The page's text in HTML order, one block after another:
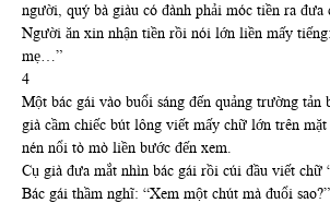
người, quý bà giàu có đành phải móc tiền ra đưa
Người ăn xin nhận tiền rồi nói lớn liền mấy
mẹ…”
4
Một bác gái vào buổi sáng đến quảng trường tản
già cầm chiếc bút lông viết mấy chữ lớn trên mặt
nén nổi tò mò liền bước đến xem.
Cụ già đưa mắt nhìn bác gái rồi cúi đầu viết chữ
Bác gái thầm nghĩ: “Xem một chút mà đuổi sao?”